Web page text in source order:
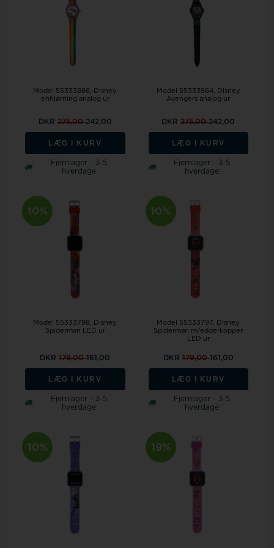
Model 55333866
Disney
enhjørning analog ur
DKR 275,00242,00
LÆG I KURV
Fjernlager - 3-5
hverdage
Model 55333864
Disney
Avengers analog ur
DKR275,00242,00
LÆG I KURV
Fjernlager - 3-5
hverdage
10%
Model 55333798
Disney
Spiderman LED ur
DKR179,00161,00
LÆG I KURV
Fjernlager - 3-5
hverdage
10%
Model 55333797
Disney
Spiderman m/edderkopper
LED ur
DKR 179,00161,00
LÆG I KURV
Fjernlager - 3-5
hverdage
10% 19%